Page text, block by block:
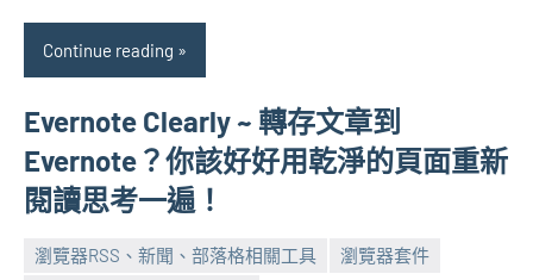
Continue reading
Evernote Clearly ~ 轉存文章到
Evernote？你該好好用乾淨的頁面重新
閱讀思考一遍！
瀏覽器RSS、新聞、部落格相關工具
瀏覽器套件